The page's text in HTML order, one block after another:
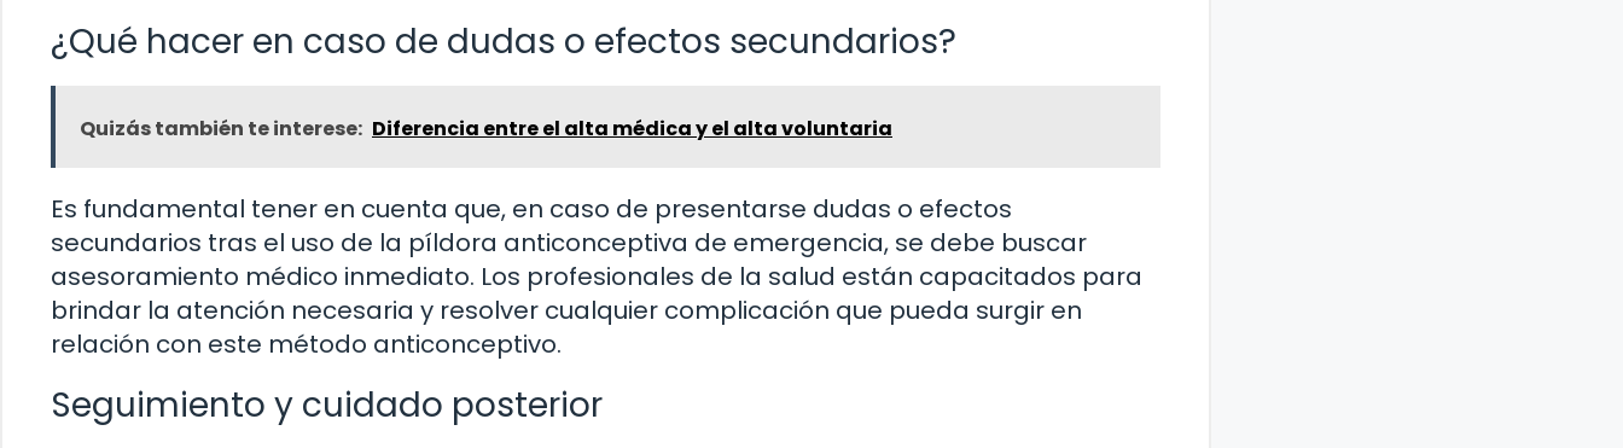
¿Qué hacer en caso de dudas o efectos secundarios?
Quizás también te interese: Diferencia entre el alta médica y el alta voluntaria
Es fundamental tener en cuenta que, en caso de presentarse dudas o efectos
secundarios tras el uso de la píldora anticonceptiva de emergencia, se debe buscar
asesoramiento médico inmediato. Los profesionales de la salud están capacitados para
brindar la atención necesaria y resolver cualquier complicación que pueda surgir en
relación con este método anticonceptivo.
Seguimiento y cuidado posterior